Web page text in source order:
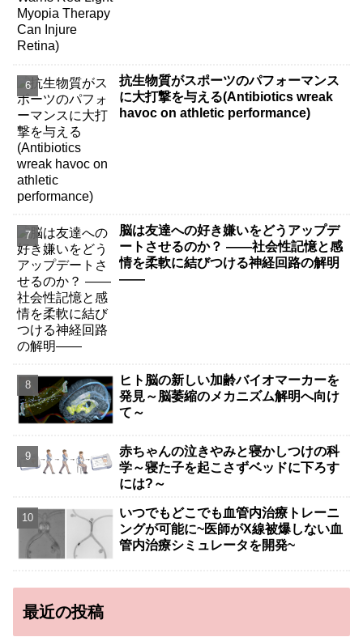
抗生物質がスポーツのパフォーマンス
に大打撃を与える(Antibiotics wreak
havoc on athletic performance)
脳は友達への好き嫌いをどうアップデ
ートさせるのか？ ――社会性記憶と感
情を柔軟に結びつける神経回路の解明
――
ヒト脳の新しい加齢バイオマーカーを
発見～脳萎縮のメカニズム解明へ向け
て～
赤ちゃんの泣きやみと寝かしつけの科
学～寝た子を起こさずベッドに下ろす
には?～
いつでもどこでも血管内治療トレーニ
ングが可能に~医師がX線被爆しない血
管内治療シミュレータを開発~
最近の投稿